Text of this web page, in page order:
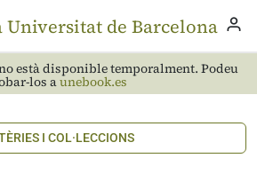
està disponible temporalment. Podeu
los aunebook.es
I COL·LECCIONS